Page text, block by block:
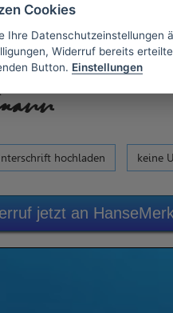
hochladen keine
jetzt an
Cookies
Ihre Datenschutzeinstellungen
Widerruf bereits
Button. Einstellungen